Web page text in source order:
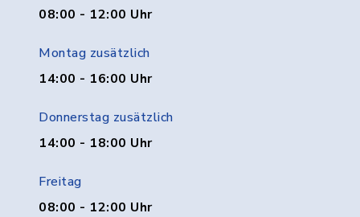
08:00 - 12:00 Uhr
Montag zusätzlich
14:00 - 16:00 Uhr
Donnerstag zusätzlich
14:00 - 18:00 Uhr
Freitag
08:00 - 12:00 Uhr